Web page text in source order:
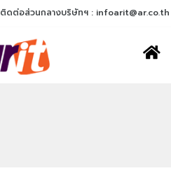
ติดต่อส่วนกลางบริษัทฯ : infoarit@ar.co.th